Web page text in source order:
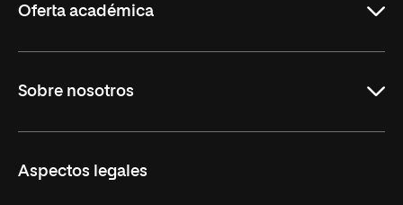
Oferta académica
Másteres Oficiales
Doctorados
Sobre nosotros
Facultades
Aspectos legales